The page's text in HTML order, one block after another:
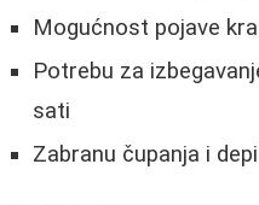
Mogućnost pojave
Potrebu za
sati
Zabranu čupanja i